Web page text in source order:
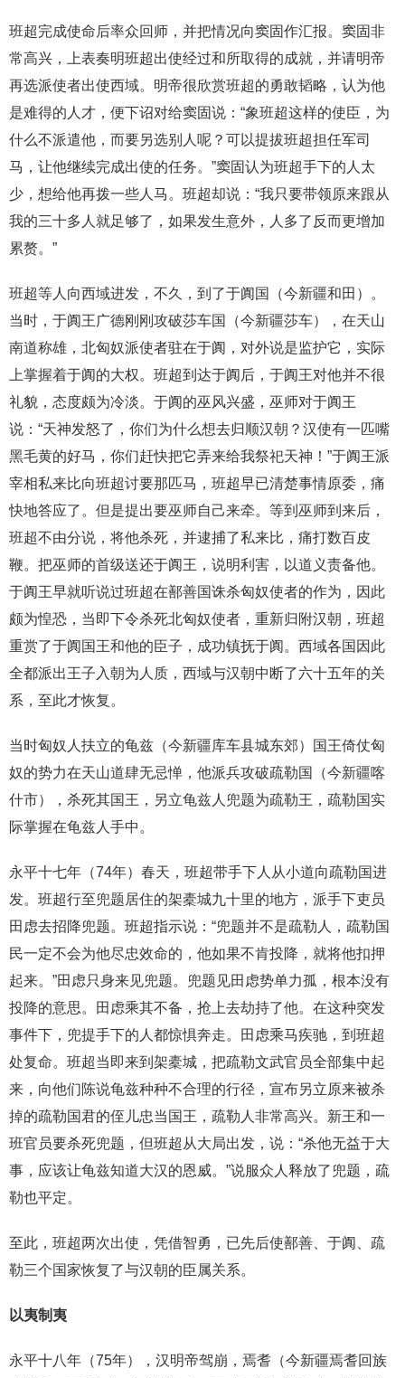
班超完成使命后率众回师，并把情况向窦固作汇报。窦固非
常高兴，上表奏明班超出使经过和所取得的成就，并请明帝
再选派使者出使西域。明帝很欣赏班超的勇敢韬略，认为他
是难得的人才，便下诏对给窦固说：“象班超这样的使臣，为
什么不派遣他，而要另选别人呢？可以提拔班超担任军司
马，让他继续完成出使的任务。”窦固认为班超手下的人太
少，想给他再拨一些人马。班超却说：“我只要带领原来跟从
我的三十多人就足够了，如果发生意外，人多了反而更增加
累赘。”
班超等人向西域进发，不久，到了于阗国（今新疆和田）。
当时，于阗王广德刚刚攻破莎车国（今新疆莎车），在天山
南道称雄，北匈奴派使者驻在于阗，对外说是监护它，实际
上掌握着于阗的大权。班超到达于阗后，于阗王对他并不很
礼貌，态度颇为冷淡。于阗的巫风兴盛，巫师对于阗王
说：“天神发怒了，你们为什么想去归顺汉朝？汉使有一匹嘴
黑毛黄的好马，你们赶快把它弄来给我祭祀天神！”于阗王派
宰相私来比向班超讨要那匹马，班超早已清楚事情原委，痛
快地答应了。但是提出要巫师自己来牵。等到巫师到来后，
班超不由分说，将他杀死，并逮捕了私来比，痛打数百皮
鞭。把巫师的首级送还于阗王，说明利害，以道义责备他。
于阗王早就听说过班超在鄯善国诛杀匈奴使者的作为，因此
颇为惶恐，当即下令杀死北匈奴使者，重新归附汉朝，班超
重赏了于阗国王和他的臣子，成功镇抚于阗。西域各国因此
全都派出王子入朝为人质，西域与汉朝中断了六十五年的关
系，至此才恢复。
当时匈奴人扶立的龟兹（今新疆库车县城东郊）国王倚仗匈
奴的势力在天山道肆无忌惮，他派兵攻破疏勒国（今新疆喀
什市），杀死其国王，另立龟兹人兜题为疏勒王，疏勒国实
际掌握在龟兹人手中。
永平十七年（74年）春天，班超带手下人从小道向疏勒国进
发。班超行至兜题居住的架橐城九十里的地方，派手下吏员
田虑去招降兜题。班超指示说：“兜题并不是疏勒人，疏勒国
民一定不会为他尽忠效命的，他如果不肯投降，就将他扣押
起来。”田虑只身来见兜题。兜题见田虑势单力孤，根本没有
投降的意思。田虑乘其不备，抢上去劫持了他。在这种突发
事件下，兜提手下的人都惊惧奔走。田虑乘马疾驰，到班超
处复命。班超当即来到架橐城，把疏勒文武官员全部集中起
来，向他们陈说龟兹种种不合理的行径，宣布另立原来被杀
掉的疏勒国君的侄儿忠当国王，疏勒人非常高兴。新王和一
班官员要杀死兜题，但班超从大局出发，说：“杀他无益于大
事，应该让龟兹知道大汉的恩威。”说服众人释放了兜题，疏
勒也平定。
至此，班超两次出使，凭借智勇，已先后使鄯善、于阗、疏
勒三个国家恢复了与汉朝的臣属关系。
以夷制夷
永平十八年（75年），汉明帝驾崩，焉耆（今新疆焉耆回族